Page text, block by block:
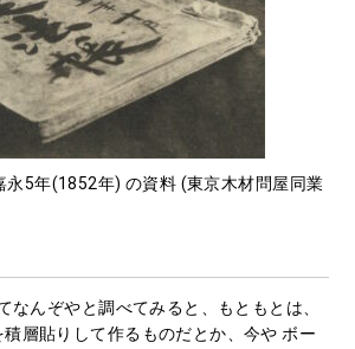
永5年(1852年) の資料 (東京木材問屋同業
なんぞやと調べてみると、もともとは、
層貼りして作るものだとか、今や ボー